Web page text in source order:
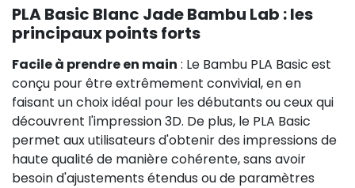
PLA Basic Blanc Jade Bambu Lab : les
principaux points forts
Facile à prendre en main : Le Bambu PLA Basic est
conçu pour être extrêmement convivial, en en
faisant un choix idéal pour les débutants ou ceux qui
découvrent l'impression 3D. De plus, le PLA Basic
permet aux utilisateurs d'obtenir des impressions de
haute qualité de manière cohérente, sans avoir
besoin d'ajustements étendus ou de paramètres